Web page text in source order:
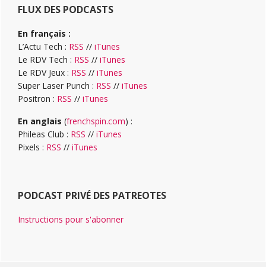
FLUX DES PODCASTS
En français :
L’Actu Tech : RSS // iTunes
Le RDV Tech : RSS // iTunes
Le RDV Jeux : RSS // iTunes
Super Laser Punch : RSS // iTunes
Positron : RSS // iTunes
En anglais (frenchspin.com) :
Phileas Club : RSS // iTunes
Pixels : RSS // iTunes
PODCAST PRIVÉ DES PATREOTES
Instructions pour s'abonner